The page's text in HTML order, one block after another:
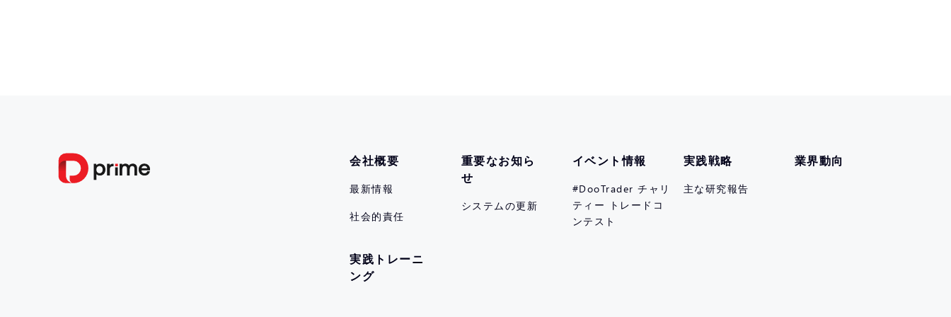
会社概要
最新情報
社会的責任
重要なお知ら
せ
システムの更新
イベント情報
#DooTrader チャリ
ティー トレードコ
ンテスト
実践戦略
主な研究報告
業界動向
実践トレーニ
ング